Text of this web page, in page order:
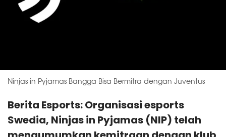
Ninjas in Pyjamas Bangga Bisa Bermitra dengan Juventus
Berita Esports: Organisasi esports
Swedia, Ninjas in Pyjamas (NIP) telah